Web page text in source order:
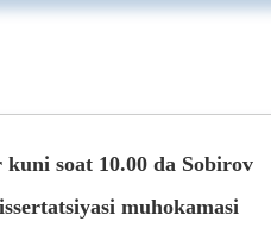
soat 10.00 da Sobirov
muhokamasi